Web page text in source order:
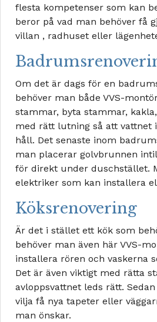
flesta kompetenser som kan
beror på vad man behöver få
villan , radhuset eller
Om det är dags för en
behöver man både VVS-
stammar, byta stammar,
med rätt lutning så att vattnet
håll. Det senaste inom
man placerar golvbrunnen
för direkt under duschstället.
elektriker som kan installera
Köksrenovering
Är det i stället ett kök som
behöver man även här VVS-
installera rören och vaskerna
Det är även viktigt med rätta
avloppsvattnet leds rätt.
vilja få nya tapeter eller
man önskar.